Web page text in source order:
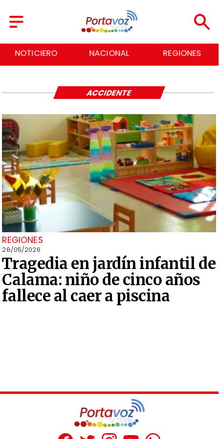
NOTICIERO NACIONAL REGIONES
REGIONES
28/05/2026
Tragedia en jardín infantil de
Calama: niño de cinco años
fallece al caer a piscina
ACCIDENTE